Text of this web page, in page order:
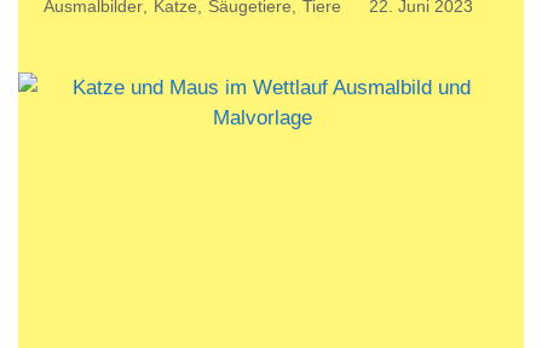
Ausmalbilder, Katze Säugetiere Tiere 22. Juni 2023